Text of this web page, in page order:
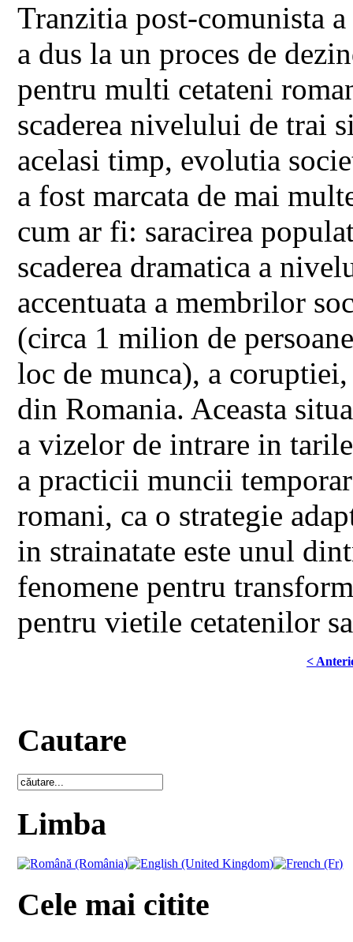
Tranzitia post-comunista
a dus la un proces de
pentru multi cetateni
scaderea nivelului de trai
acelasi timp, evolutia
a fost marcata de mai
cum ar fi: saracirea
scaderea dramatica a
accentuata a membrilor
(circa 1 milion de
loc de munca), a
din Romania. Aceasta
a vizelor de intrare in
a practicii muncii
romani, ca o strategie
in strainatate este unul
fenomene pentru
pentru vietile cetatenilor
<
Cautare
Limba
Cele mai citite